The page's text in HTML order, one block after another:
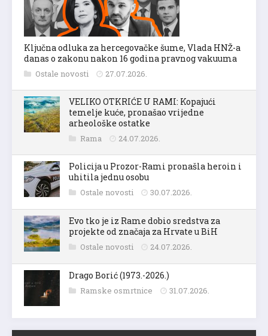
Ključna odluka za hercegovačke šume, Vlada HNŽ-a
danas o zakonu nakon 16 godina pravnog vakuuma
Ostale novosti 27.07.2026.
VELIKO OTKRIĆE U RAMI: Kopajući
temelje kuće, pronašao vrijedne
arheološke ostatke
Rama 24.07.2026.
Policija u Prozor-Rami pronašla heroin i
uhitila jednu osobu
Ostale novosti 30.07.2026.
Evo tko je iz Rame dobio sredstva za
projekte od značaja za Hrvate u BiH
Ostale novosti 24.07.2026.
Drago Borić (1973.-2026.)
Ramske osmrtnice 31.07.2026.